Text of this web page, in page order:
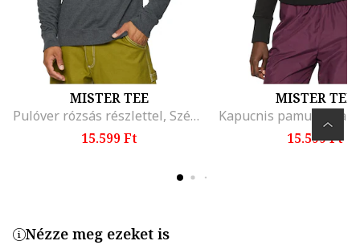
MISTER TEE
Pulóver rózsás részlettel, Szénszürke
15.599 Ft
MISTER TEE
15.599 Ft
Nézze meg ezeket is